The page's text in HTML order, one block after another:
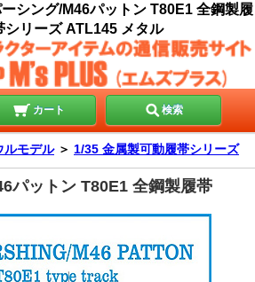
シング/M46パットン T80E1 全鋼製履
シリーズ ATL145 メタル
カート 検索
ルモデル＞ 1/35 金属製可動履帯シリーズ
パットン T80E1 全鋼製履帯